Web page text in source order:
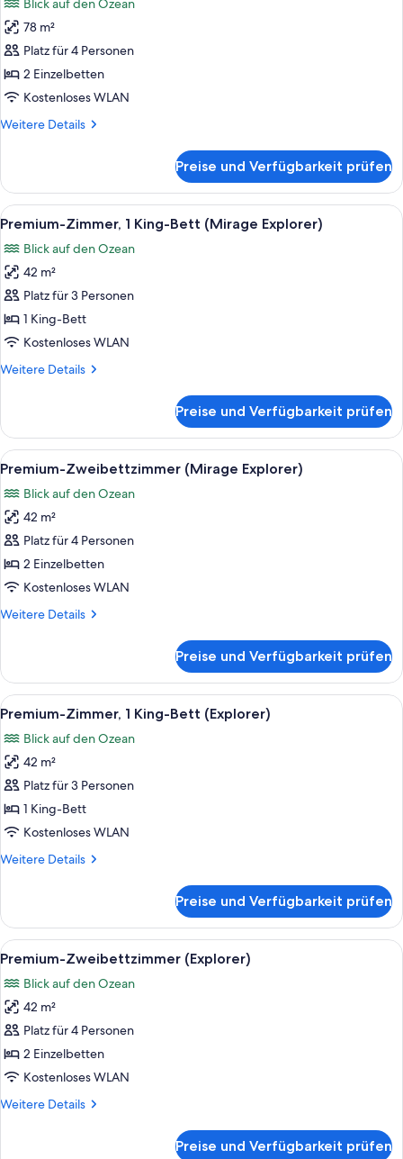
Bunk
bed)
für
Familien-
Suite
(Mirage,
Twin
Bunk
Blick auf den Ozean
78 m²
Platz für 4 Personen
2 Einzelbetten
Kostenloses WLAN
Weitere Details
Weitere
Suite
(Mirage,
Twin
Bunk
bed)
Preise und Verfügbarkeit prüfen
Alle
Fotos
für
Premium-
Zimmer,
1 King-
Bett
Explorer)
Ein Hotelzimmer mit einem großen
6
Premium-Zimmer, 1 King-Bett (Mirage Explorer)
Blick auf den Ozean
42 m²
Platz für 3 Personen
1 King-Bett
Kostenloses WLAN
Weitere Details
Weitere
Zimmer,
1 King-
Bett
Explorer)
Preise und Verfügbarkeit prüfen
Alle
Fotos
für
Premium-
Zweibettzimmer
(Mirage
Explorer)
Ein Hotelzimmer mit zwei Betten,
5
Premium-Zweibettzimmer (Mirage Explorer)
Blick auf den Ozean
42 m²
Platz für 4 Personen
2 Einzelbetten
Kostenloses WLAN
Weitere Details
Weitere
Zweibettzimmer
(Mirage
Explorer)
Preise und Verfügbarkeit prüfen
Alle
Fotos
für
Premium-
Zimmer,
1 King-
Bett
anzeigen
Ein Hotelzimmer mit Bett,
5
Premium-Zimmer, 1 King-Bett (Explorer)
Blick auf den Ozean
42 m²
Platz für 3 Personen
1 King-Bett
Kostenloses WLAN
Weitere Details
Weitere
Zimmer,
1 King-
Bett
Preise und Verfügbarkeit prüfen
Alle
Fotos
für
Premium-
Zweibettzimmer
(Explorer)
anzeigen
Ein modernes Hotelzimmer mit zwei
5
Premium-Zweibettzimmer (Explorer)
Blick auf den Ozean
42 m²
Platz für 4 Personen
2 Einzelbetten
Kostenloses WLAN
Weitere Details
Weitere
Preise und Verfügbarkeit prüfen